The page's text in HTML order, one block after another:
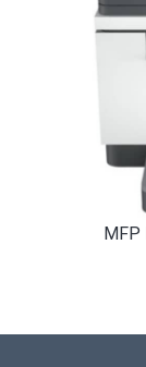
MFP